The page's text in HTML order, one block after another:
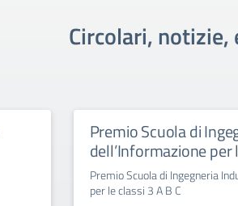
Circolari,
Premio Scuola di
dell’Informazione per
Premio Scuola di Ingegneria
per le classi 3 A B C